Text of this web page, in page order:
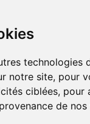
technologies
notre site, pour
ciblées, pour
de nos
dans un Point